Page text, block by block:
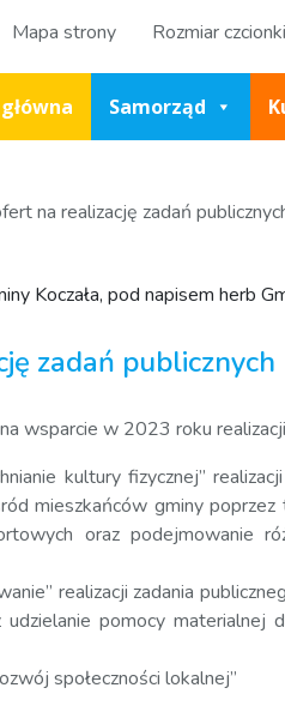
Mapa strony Rozmiar czcionki
Samorząd
na realizację zadań
zadań publicznych
wsparcie w 2023 roku
kultury fizycznej”
mieszkańców gminy
oraz podejmowanie
realizacji zadania
pomocy materialnej
społeczności lokalnej”